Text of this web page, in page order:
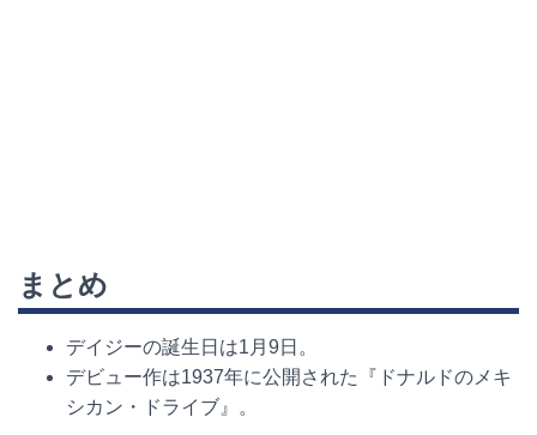
まとめ
デイジーの誕生日は1 月 9日。
デビュー作は1937年に公開された『ドナルドのメキ
シカン・ドライブ』。